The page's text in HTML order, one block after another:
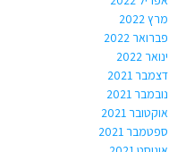
מרץ 2022
פברואר 2022
ינואר 2022
דצמבר 2021
נובמבר 2021
אוקטובר 2021
ספטמבר 2021